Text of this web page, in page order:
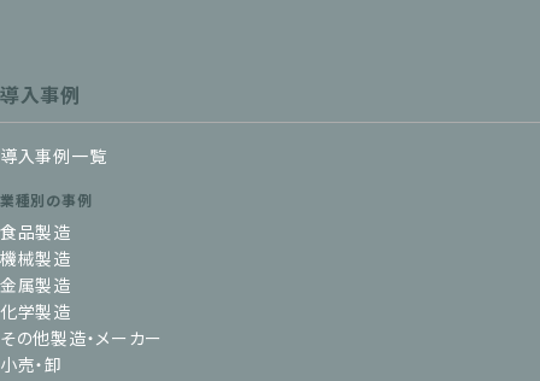
導入事例
導入事例一覧
業種別の事例
食品製造
機械製造
金属製造
化学製造
その他製造・メーカー
小売・卸